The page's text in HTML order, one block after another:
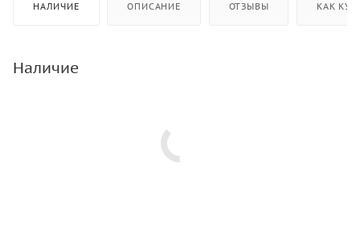
НАЛИЧИЕ ОПИСАНИЕ ОТЗЫВЫ КАК
Наличие